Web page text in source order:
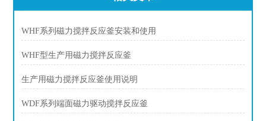
WHF系列磁力搅拌反应釜安装和使用
WHF型生产用磁力搅拌反应釜
生产用磁力搅拌反应釜使用说明
WDF系列端面磁力驱动搅拌反应釜